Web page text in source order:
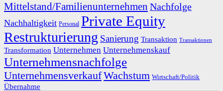
Mittelstand/Familienunternehmen Nachfolge
Nachhaltigkeit Personal Private Equity
Restrukturierung Sanierung Transaktion Transaktionen
Transformation Unternehmen Unternehmenskauf
Unternehmensnachfolge
UnternehmensverkaufWachstum Wirtschaft/Politik
Übernahme